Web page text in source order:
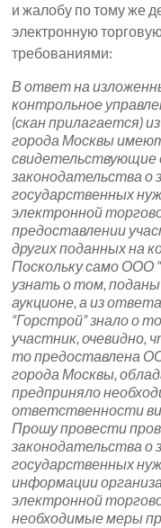
и жалобу по тому же
электронную
требованиями:
В ответ на
контрольное
(скан прилагается)
города Москвы
свидетельствующие
законодательства о
государственных
электронной
предоставлении
других поданных на
Поскольку само ООО
узнать о том,
аукционе, а из
“Горстрой” знало о
участник, очевидно,
то предоставлена
города Москвы,
предприняло
ответственности
Прошу провести
законодательства о
государственных
информации
электронной
необходимые меры